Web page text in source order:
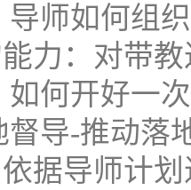
导师如何组
力：对带
如何开好一
督导-推动落
据导师计